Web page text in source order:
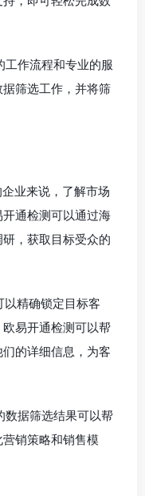
工作流程和专业的服
筛选工作，并将筛
业来说，了解市场
通检测可以通过海
，获取目标受众的
精确锁定目标客
易开通检测可以帮
的详细信息，为客
数据筛选结果可以帮
销策略和销售模